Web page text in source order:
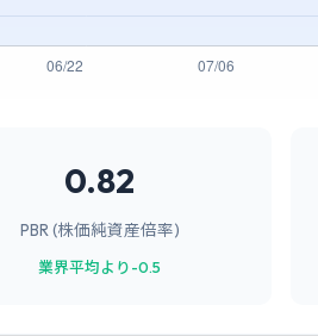
0.82
PBR (株価純資産倍率)
業界平均より-0.5